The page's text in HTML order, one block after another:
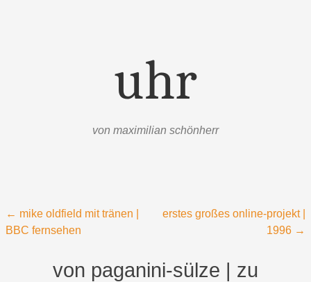
uhr
von maximilian schönherr
Beitragsnavigation
← mike oldfield mit tränen |
BBC fernsehen
erstes großes online-projekt |
1996 →
von paganini-sülze | zu